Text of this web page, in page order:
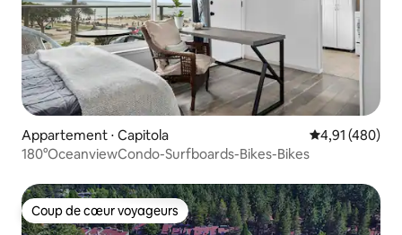
Appartement ⋅ Capitola Évaluation
4,91 (480)
180°OceanviewCondo-Surfboards-Bikes-Bikes
Coup de cœur voyageurs
Coup de cœur voyageurs